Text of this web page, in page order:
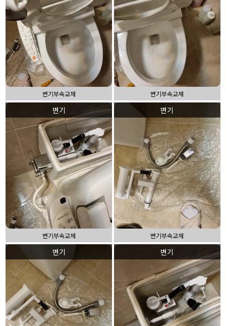
변기부속교체 변기부속교체
변기
변기부속교체
변기
변기부속교체
변기 변기